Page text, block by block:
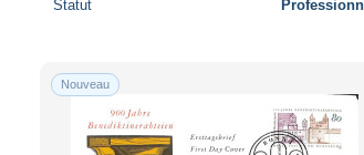
Statut
Nouveau